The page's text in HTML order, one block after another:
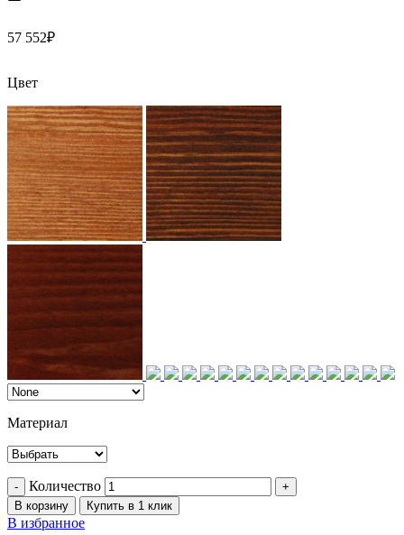
57 552₽
Цвет
Материал
Количество
В корзину Купить в 1 клик
В избранное